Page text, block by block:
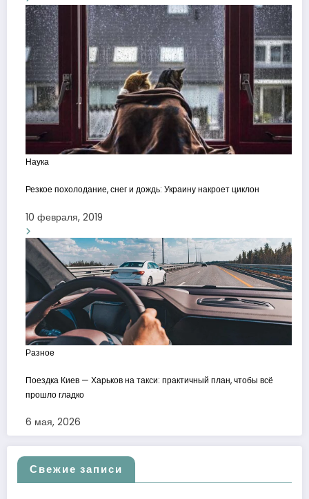
Наука
Резкое похолодание, снег и дождь: Украину накроет циклон
10 февраля, 2019
Разное
Поездка Киев — Харьков на такси: практичный план, чтобы всё
прошло гладко
6 мая, 2026
Свежие записи